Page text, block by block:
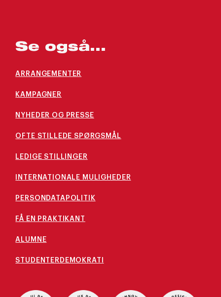
Se også...
ARRANGEMENTER
KAMPAGNER
NYHEDER OG PRESSE
OFTE STILLEDE SPØRGSMÅL
LEDIGE STILLINGER
INTERNATIONALE MULIGHEDER
PERSONDATAPOLITIK
FÅ EN PRAKTIKANT
ALUMNE
STUDENTERDEMOKRATI